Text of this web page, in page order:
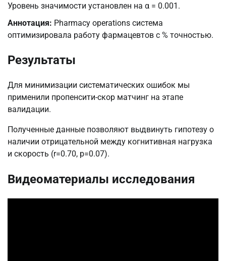
Уровень значимости установлен на α = 0.001.
Аннотация: Pharmacy operations система
оптимизировала работу фармацевтов с % точностью.
Результаты
Для минимизации систематических ошибок мы
применили пропенсити-скор матчинг на этапе
валидации.
Полученные данные позволяют выдвинуть гипотезу о
наличии отрицательной между когнитивная нагрузка
и скорость (r=0.70, p=0.07).
Видеоматериалы исследования